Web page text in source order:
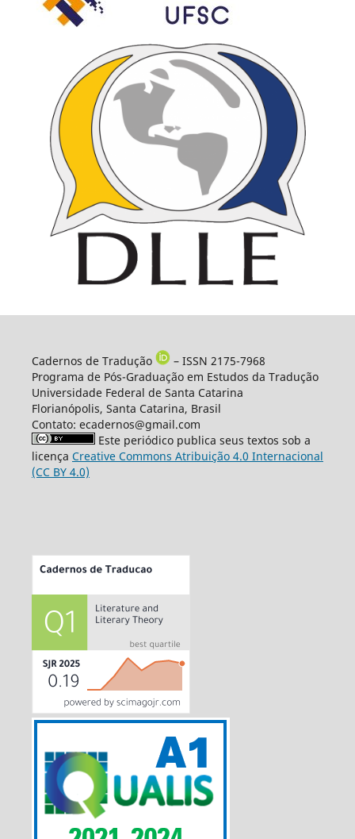
Cadernos de Tradução
– ISSN 2175-7968
Programa de Pós-Graduação em Estudos da Tradução
Universidade Federal de Santa Catarina
Florianópolis, Santa Catarina, Brasil
Contato: ecadernos@gmail.com
Este periódico publica seus textos sob a
licença Creative Commons Atribuição 4.0 Internacional
(CC BY 4.0)